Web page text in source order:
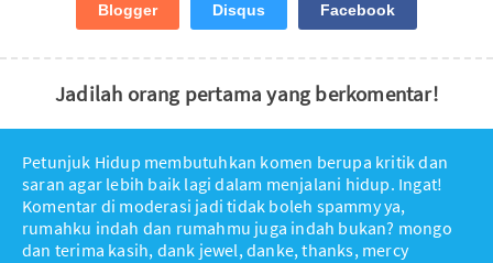
Blogger Disqus Facebook
Jadilah orang pertama yang berkomentar!
Petunjuk Hidup membutuhkan komen berupa kritik dan
saran agar lebih baik lagi dalam menjalani hidup. Ingat!
Komentar di moderasi jadi tidak boleh spammy ya,
rumahku indah dan rumahmu juga indah bukan? mongo
dan terima kasih, dank jewel, danke, thanks, mercy